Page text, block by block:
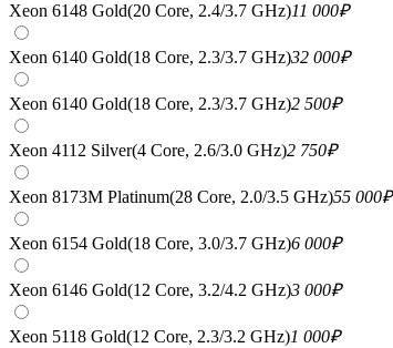
Xeon 6148 Gold(20 Core, 2.4/3.7 GHz)11 000₽
Xeon 6140 Gold(18 Core, 2.3/3.7 GHz)32 000₽
Xeon 6140 Gold(18 Core, 2.3/3.7 GHz)2 500₽
Xeon 4112 Silver(4 Core, 2.6/3.0 GHz)2 750₽
Xeon 8173M Platinum(28 Core, 2.0/3.5 GHz)55 000₽
Xeon 6154 Gold(18 Core, 3.0/3.7 GHz)6 000₽
Xeon 6146 Gold(12 Core, 3.2/4.2 GHz)3 000₽
Xeon 5118 Gold(12 Core, 2.3/3.2 GHz)1 000₽